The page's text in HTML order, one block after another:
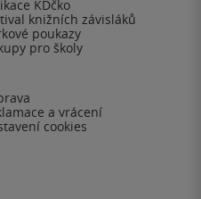
KDčko
knižních závisláků
poukazy
pro školy
a vrácení
cookies